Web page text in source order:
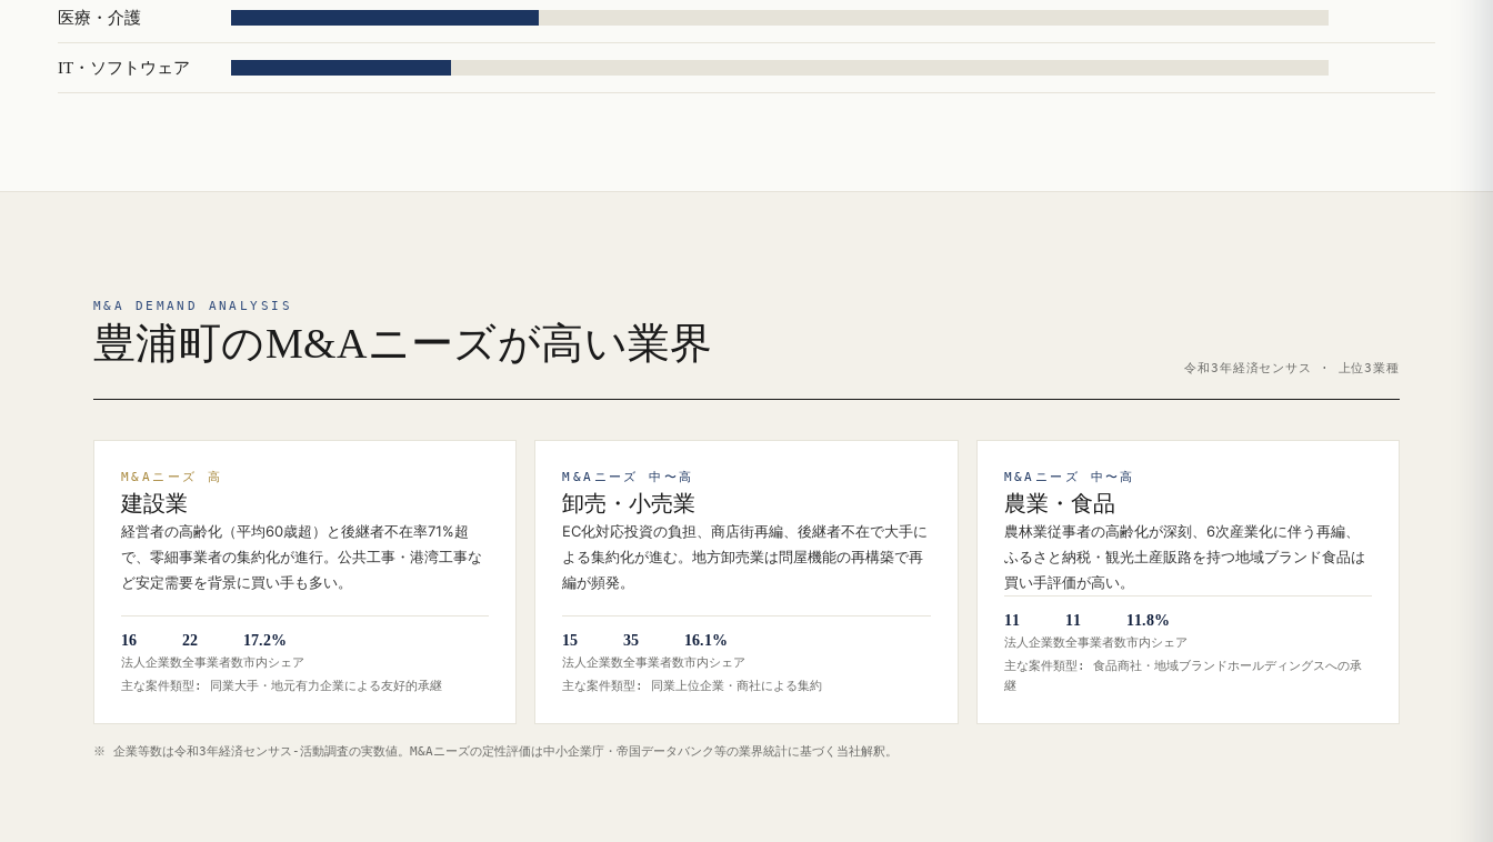
医療・介護
IT・ソフトウェア
M&A DEMAND ANALYSIS
豊浦町のM&Aニーズが高い業界
令和3年経済センサス · 上位3業種
M&Aニーズ 高
建設業
経営者の高齢化（平均60歳超）と後継者不在率71%超
で、零細事業者の集約化が進行。公共工事・港湾工事な
ど安定需要を背景に買い手も多い。
16
法人企業数
22
全事業者数
17.2%
市内シェア
主な案件類型: 同業大手・地元有力企業による友好的承継
M&Aニーズ 中〜高
卸売・小売業
EC化対応投資の負担、商店街再編、後継者不在で大手に
よる集約化が進む。地方卸売業は問屋機能の再構築で再
編が頻発。
15
法人企業数
35
全事業者数
16.1%
市内シェア
主な案件類型: 同業上位企業・商社による集約
M&Aニーズ 中〜高
農業・食品
農林業従事者の高齢化が深刻、6次産業化に伴う再編、
ふるさと納税・観光土産販路を持つ地域ブランド食品は
買い手評価が高い。
11
法人企業数
11
全事業者数
11.8%
市内シェア
主な案件類型: 食品商社・地域ブランドホールディングスへの承
継
※ 企業等数は令和3年経済センサス‐活動調査の実数値。M&Aニーズの定性評価は中小企業庁・帝国データバンク等の業界統計に基づく当社解釈。